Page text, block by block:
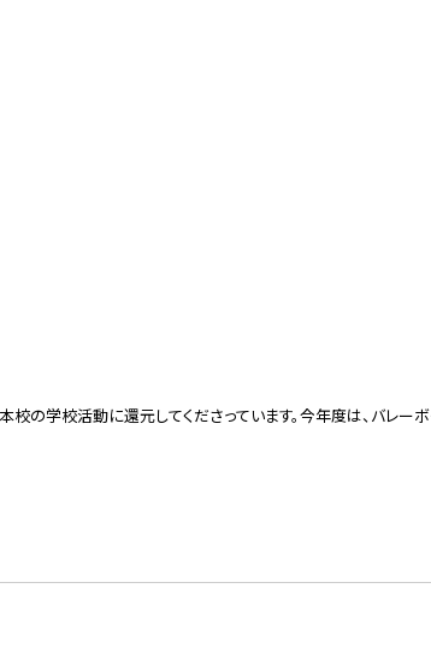
の学校活動に還元してくださっています。今年度は、バレ